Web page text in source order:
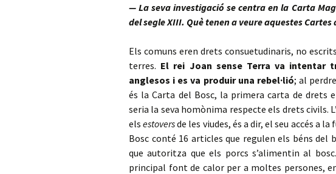
— La seva investigació se centra en la Carta
del segle XIII. Què tenen a veure aquestes Cartes
Els comuns eren drets consuetudinaris, no
terres. El rei Joan sense Terra va intentar
anglesos i es va produir una rebel·lió; al
és la Carta del Bosc, la primera carta de drets
seria la seva homònima respecte els drets civils.
elsestoversde les viudes, és a dir, el seu accés a
Bosc conté 16 articles que regulen els béns del
que autoritza que els porcs s’alimentin al
principal font de calor per a moltes persones,